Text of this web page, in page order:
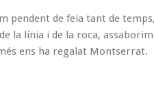
pendent de feia tant de
la línia i de la roca,
ens ha regalat Montserrat.